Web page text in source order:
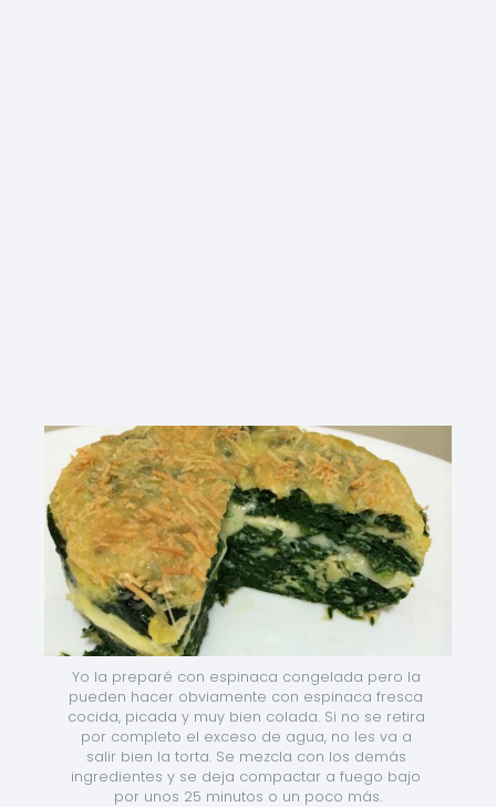
Yo la preparé con espinaca congelada pero la
pueden hacer obviamente con espinaca fresca
cocida, picada y muy bien colada. Si no se retira
por completo el exceso de agua, no les va a
salir bien la torta. Se mezcla con los demás
ingredientes y se deja compactar a fuego bajo
por unos 25 minutos o un poco más.